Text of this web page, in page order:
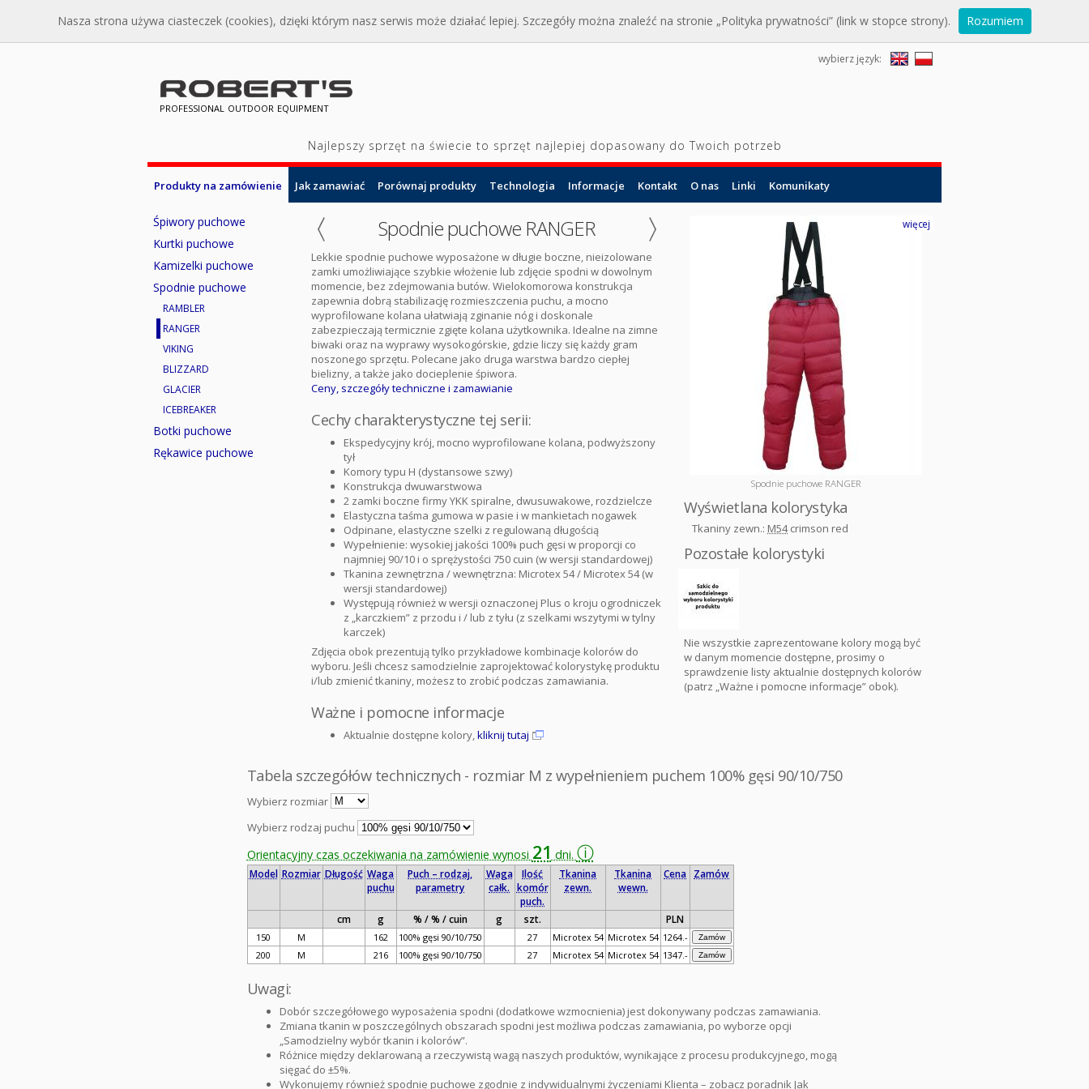
Nasza strona używa ciasteczek (cookies), dzięki którym nasz serwis może działać lepiej. Szczegóły można znaleźć na stronie „Polityka prywatności” (link w stopce strony). Rozumiem
professional outdoor equipment
Najlepszy sprzęt na świecie to sprzęt najlepiej dopasowany do Twoich potrzeb
wybierz język:
Produkty na zamówienie Jak zamawiać Porównaj produkty Technologia Informacje Kontakt O nas Linki Komunikaty
Śpiwory puchowe
Kurtki puchowe
Kamizelki puchowe
Spodnie puchowe
RAMBLER
RANGER
VIKING
BLIZZARD
GLACIER
ICEBREAKER
Botki puchowe
Rękawice puchowe
Spodnie puchowe RANGER
Lekkie spodnie puchowe wyposażone w długie boczne, nieizolowane
zamki umożliwiające szybkie włożenie lub zdjęcie spodni w dowolnym
momencie, bez zdejmowania butów. Wielokomorowa konstrukcja
zapewnia dobrą stabilizację rozmieszczenia puchu, a mocno
wyprofilowane kolana ułatwiają zginanie nóg i doskonale
zabezpieczają termicznie zgięte kolana użytkownika. Idealne na zimne
biwaki oraz na wyprawy wysokogórskie, gdzie liczy się każdy gram
noszonego sprzętu. Polecane jako druga warstwa bardzo ciepłej
bielizny, a także jako docieplenie śpiwora.
Ceny, szczegóły techniczne i zamawianie
Cechy charakterystyczne tej serii:
Ekspedycyjny krój, mocno wyprofilowane kolana, podwyższony
tył
Komory typu H (dystansowe szwy)
Konstrukcja dwuwarstwowa
2 zamki boczne firmy YKK spiralne, dwusuwakowe, rozdzielcze
Elastyczna taśma gumowa w pasie i w mankietach nogawek
Odpinane, elastyczne szelki z regulowaną długością
Wypełnienie: wysokiej jakości 100% puch gęsi w proporcji co
najmniej 90/10 i o sprężystości 750 cuin (w wersji standardowej)
Tkanina zewnętrzna / wewnętrzna: Microtex 54 / Microtex 54 (w
wersji standardowej)
Występują również w wersji oznaczonej Plus o kroju ogrodniczek
z „karczkiem” z przodu i / lub z tyłu (z szelkami wszytymi w tylny
karczek)
Zdjęcia obok prezentują tylko przykładowe kombinacje kolorów do
wyboru. Jeśli chcesz samodzielnie zaprojektować kolorystykę produktu
i/lub zmienić tkaniny, możesz to zrobić podczas zamawiania.
Ważne i pomocne informacje
Aktualnie dostępne kolory,kliknij tutaj
więcej
Spodnie puchowe RANGER
Wyświetlana kolorystyka
Tkaniny zewn.: M54crimson red
Pozostałe kolorystyki
Nie wszystkie zaprezentowane kolory mogą być
w danym momencie dostępne, prosimy o
sprawdzenie listy aktualnie dostępnych kolorów
(patrz „Ważne i pomocne informacje” obok).
Tabela szczegółów technicznych - rozmiar M z wypełnieniem puchem 100% gęsi 90/10/750
Wybierz rozmiar
Wybierz rodzaj puchu
Orientacyjny czas oczekiwania na zamówienie wynosi 21 dni. ⓘ
Model Rozmiar Długość Waga
puchu
Puch – rodzaj,
parametry
Waga
całk.
Ilość
komór
puch.
Tkanina
zewn.
Tkanina
wewn.
Cena Zamów
cm g % / % / cuin g szt. PLN
150 M 162 100% gęsi 90/10/750 27 Microtex 54 Microtex 54 1264.-
200
M 216 100% gęsi 90/10/750 27 Microtex 54 Microtex 54 1347.-
Uwagi:
Dobór szczegółowego wyposażenia spodni (dodatkowe wzmocnienia) jest dokonywany podczas zamawiania.
Zmiana tkanin w poszczególnych obszarach spodni jest możliwa podczas zamawiania, po wyborze opcji
„Samodzielny wybór tkanin i kolorów”.
Różnice między deklarowaną a rzeczywistą wagą naszych produktów, wynikające z procesu produkcyjnego, mogą
sięgać do ±5%.
Wykonujemy również spodnie puchowe zgodnie z indywidualnymi życzeniami Klienta – zobacz poradnik Jak